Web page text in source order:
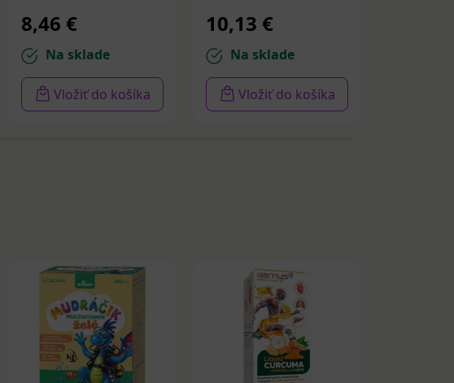
8,46 €
Na sklade
Vložiť do košíka
10,13 €
Na sklade
Vložiť do košíka